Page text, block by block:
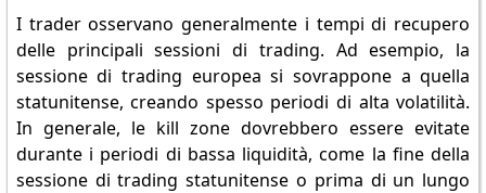
I trader osservano generalmente i tempi di recupero
delle principali sessioni di trading. Ad esempio, la
sessione di trading europea si sovrappone a quella
statunitense, creando spesso periodi di alta volatilità.
In generale, le kill zone dovrebbero essere evitate
durante i periodi di bassa liquidità, come la fine della
sessione di trading statunitense o prima di un lungo